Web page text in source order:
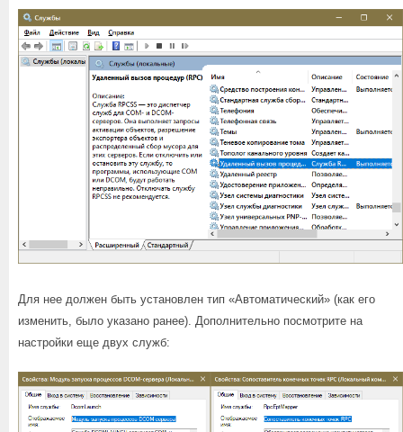
Для нее должен быть установлен тип «Автоматический» (как его
изменить, было указано ранее). Дополнительно посмотрите на
настройки еще двух служб: